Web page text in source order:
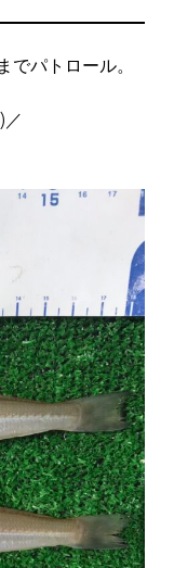
でパトロール。